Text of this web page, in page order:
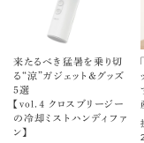
来たるべき猛暑を乗り切
る“涼”ガジェット＆グッズ
5選
【vol.４ クロスブリージー
の冷却ミストハンディファ
ン】